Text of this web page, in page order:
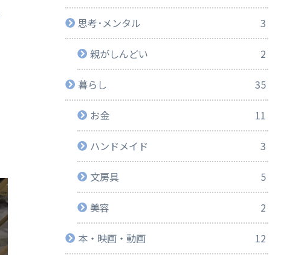
思考･メンタル 3
親がしんどい 2
暮らし 35
お金 11
ハンドメイド 3
文房具 5
美容 2
本・映画・動画 12